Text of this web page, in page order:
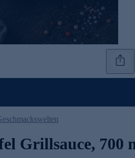
Grillsauce, 700